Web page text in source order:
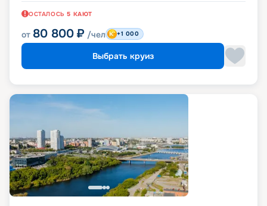
ОСТАЛОСЬ 5 КАЮТ
от 80 800 ₽ /чел +1 000
Выбрать круиз